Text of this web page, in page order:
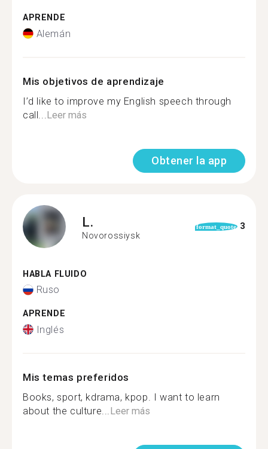
APRENDE
Alemán
Mis objetivos de aprendizaje
I’d like to improve my English speech through
call... Leer más
Obtener la app
L.
Novorossiysk
format_quote 3
HABLA FLUIDO
Ruso
APRENDE
Inglés
Mis temas preferidos
Books, sport, kdrama, kpop. I want to learn
about the culture... Leer más